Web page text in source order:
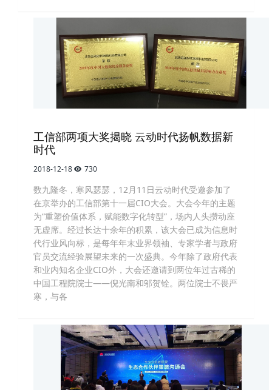
工信部两项大奖揭晓 云动时代扬帆数据新
时代
2018-12-18 730
数九隆冬，寒风瑟瑟，12月11日云动时代受邀参加了
在京举办的工信部第十一届CIO大会。大会今年的主题
为“重塑价值体系，赋能数字化转型”，场内人头攒动座
无虚席。经过长达十余年的积累，该大会已成为信息时
代行业风向标，是每年年末业界领袖、专家学者与政府
官员交流经验展望未来的一次盛典。今年除了政府代表
和业内知名企业CIO外，大会还邀请到两位年过古稀的
中国工程院院士——倪光南和邬贺铨。两位院士不畏严
寒，与各